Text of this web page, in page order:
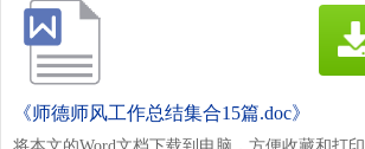
《师德师风工作总结集合15篇.doc》